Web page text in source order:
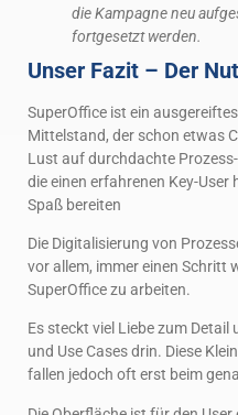
die Kampagne neu
fortgesetzt werden.
Unser Fazit – Der
SuperOffice ist ein
Mittelstand, der schon etwas
Lust auf durchdachte
die einen erfahrenen Key-User
Spaß bereiten
Die Digitalisierung von
vor allem, immer einen Schritt
SuperOffice zu arbeiten.
Es steckt viel Liebe zum
und Use Cases drin. Diese
fallen jedoch oft erst beim